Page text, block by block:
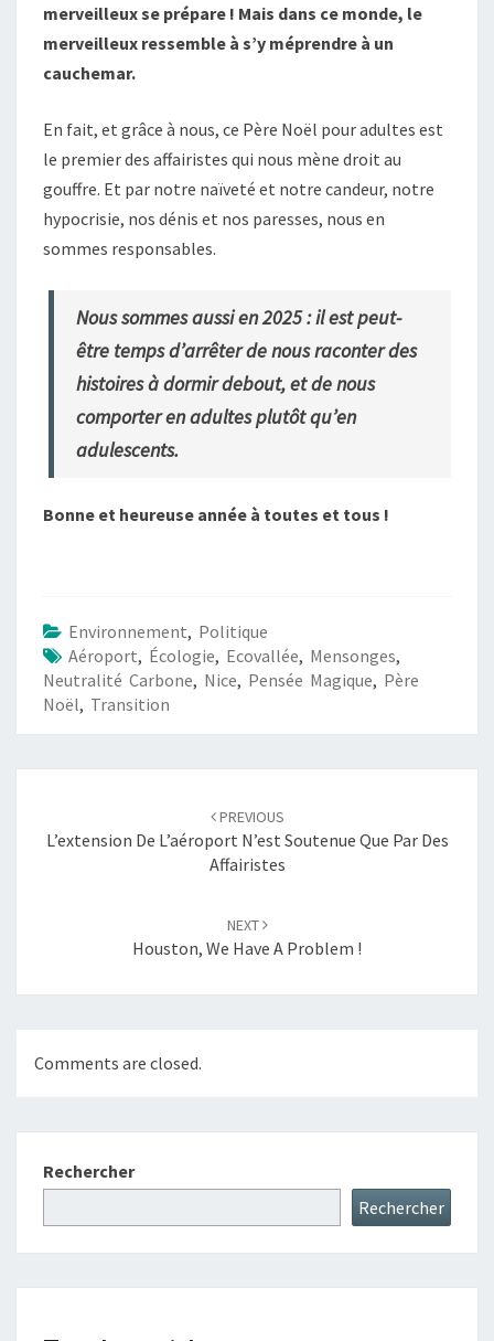
merveilleux se prépare ! Mais dans ce monde, le
merveilleux ressemble à s’y méprendre à un
cauchemar.
En fait, et grâce à nous, ce Père Noël pour adultes est
le premier des affairistes qui nous mène droit au
gouffre. Et par notre naïveté et notre candeur, notre
hypocrisie, nos dénis et nos paresses, nous en
sommes responsables.
Nous sommes aussi en 2025 : il est peut-
être temps d’arrêter de nous raconter des
histoires à dormir debout, et de nous
comporter en adultes plutôt qu’en
adulescents.
Bonne et heureuse année à toutes et tous !
Environnement, Politique
Aéroport, Écologie, Ecovallée, Mensonges,
Neutralité Carbone, Nice, Pensée Magique, Père
Noël, Transition
PREVIOUS
L’extension De L’aéroport N’est Soutenue Que Par Des
Affairistes
NEXT
Houston, We Have A Problem !
Comments are closed.
Rechercher
Rechercher